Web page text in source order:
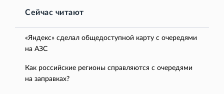
Сейчас читают
«Яндекс» сделал общедоступной карту с очередями
на АЗС
Как российские регионы справляются с очередями
на заправках?